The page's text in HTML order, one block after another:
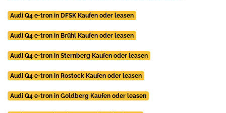
Audi Q4 e-tron in DFSK Kaufen oder leasen
Audi Q4 e-tron in Brühl Kaufen oder leasen
Audi Q4 e-tron in Sternberg Kaufen oder leasen
Audi Q4 e-tron in Rostock Kaufen oder leasen
Audi Q4 e-tron in Goldberg Kaufen oder leasen